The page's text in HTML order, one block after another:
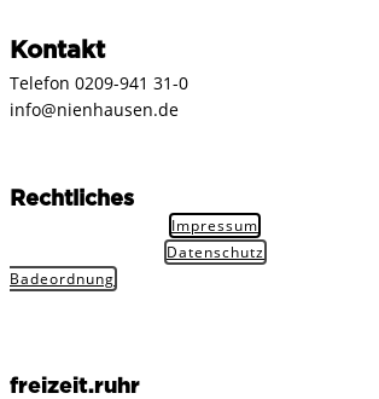
Kontakt
Telefon 0209-941 31-0
info@nienhausen.de
Rechtliches
Impressum
Datenschutz
Badeordnung
freizeit.ruhr